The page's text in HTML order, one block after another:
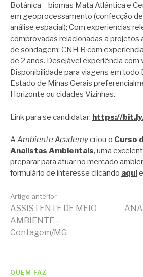
Botânica – biomas Mata Atlântica e
em geoprocessamento (confecção de
análise espacial); Com experiencias
comprovadas relacionadas a projetos
de sondagem; CNH B com
de 2 anos. Desejável experiência com
Disponibilidade para viagens em todo
Estado de Minas Gerais
Horizonte ou cidades Vizinhas.
Link para se candidatar: https://
AAmbiente Academycriou o Curso
Analistas Ambientais, uma
preparar para atuar no mercado
formulário de interesse clicando aqui
Continue
lendo
Artigo anterior
ASSISTENTE DE MEIO
AMBIENTE –
Contagem/MG
QUEM FAZ